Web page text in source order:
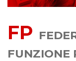
SERVIZI
SEGRETERIA
SEDI
FP
FUNZIONE